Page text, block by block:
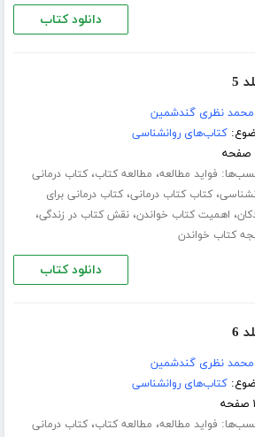
دانلود کتاب
5
محمد نظری گندشمین
کتاب‌های روانشناسی
فواید مطالعه، مطالعه کتاب،کتاب درمانی
،کتاب کتاب درمانی،کتاب درمانی برای
، اهمیت کتاب خواندن،نقش کتاب در زندگی،
کتاب خواندن
دانلود کتاب
6
محمد نظری گندشمین
کتاب‌های روانشناسی
فواید مطالعه، مطالعه کتاب،کتاب درمانی